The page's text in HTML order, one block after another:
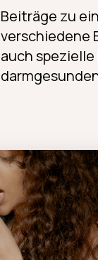
Beiträge zu
verschiedene
auch